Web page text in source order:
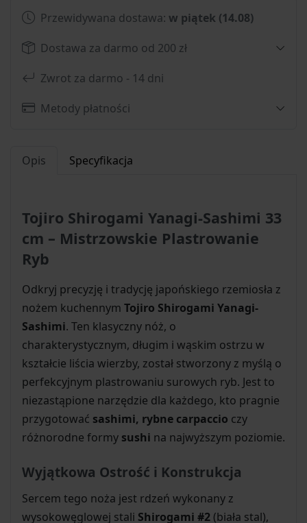
Przewidywana dostawa: w piątek (14.08)
Dostawa za darmo od 200 zł
Zwrot za darmo - 14 dni
Metody płatności
Opis Specyfikacja
Tojiro Shirogami Yanagi-Sashimi 33
cm – Mistrzowskie Plastrowanie
Ryb
Odkryj precyzję i tradycję japońskiego rzemiosła z
nożem kuchennym Tojiro Shirogami Yanagi-
Sashimi. Ten klasyczny nóż, o
charakterystycznym, długim i wąskim ostrzu w
kształcie liścia wierzby, został stworzony z myślą o
perfekcyjnym plastrowaniu surowych ryb. Jest to
niezastąpione narzędzie dla każdego, kto pragnie
przygotować sashimi, rybne carpaccio czy
różnorodne formy sushi na najwyższym poziomie.
Wyjątkowa Ostrość i Konstrukcja
Sercem tego noża jest rdzeń wykonany z
wysokowęglowej stali Shirogami #2 (biała stal),